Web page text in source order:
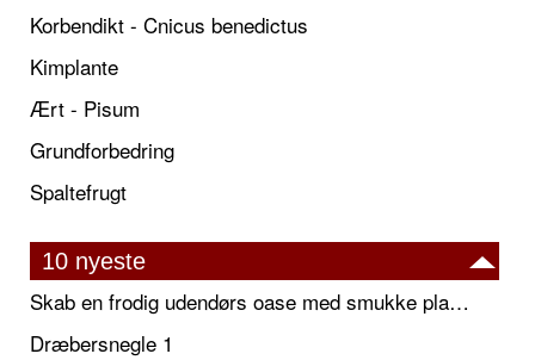
Korbendikt - Cnicus benedictus
Kimplante
Ært - Pisum
Grundforbedring
Spaltefrugt
10 nyeste
Skab en frodig udendørs oase med smukke plantekrukker og elegante espalier
Dræbersnegle 1